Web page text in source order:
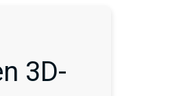
3D-